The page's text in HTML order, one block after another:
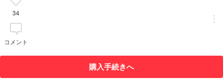
34
コメント
購入手続きへ